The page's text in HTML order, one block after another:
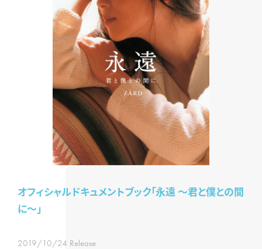
オフィシャルドキュメントブック「永遠 ～君と僕との間
に～」
2019/10/24 Release